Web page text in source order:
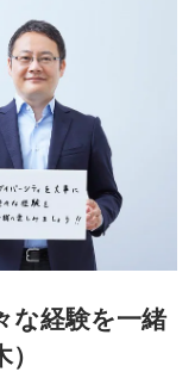
な経験を一緒